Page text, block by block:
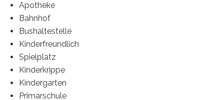
Apotheke
Bahnhof
Bushaltestelle
Kinderfreundlich
Spielplatz
Kinderkrippe
Kindergarten
Primarschule